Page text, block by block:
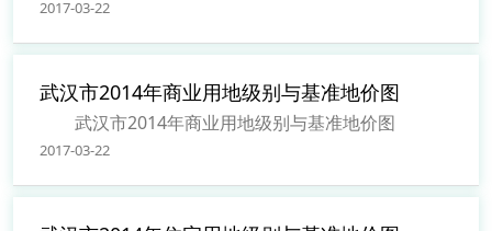
2017-03-22
武汉市2014年商业用地级别与基准地价图
武汉市2014年商业用地级别与基准地价图
2017-03-22